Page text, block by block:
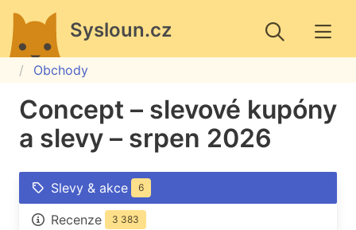
Sysloun.cz
Obchody
Concept – slevové kupóny
a slevy – srpen 2026
Slevy & akce 6
Recenze 3 383